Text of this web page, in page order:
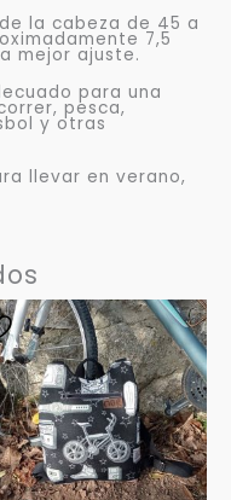
la cabeza de 45 a
7,5
mejor ajuste.
para una
pesca,
y otras
llevar en verano,